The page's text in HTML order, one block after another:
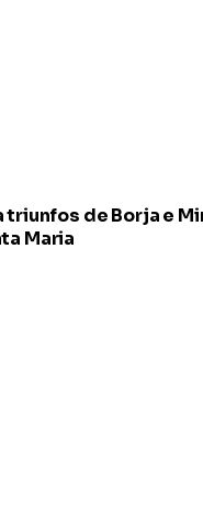
triunfos de Borja e
Maria